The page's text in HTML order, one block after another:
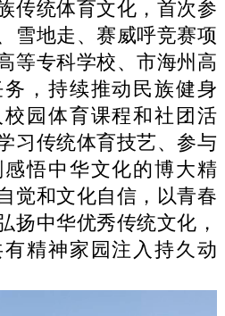
传统体育文化，首次参
雪地走、赛威呼竞赛项
等专科学校、市海州高
，持续推动民族健身
园体育课程和社团活
习传统体育技艺、参与
悟中华文化的博大精
觉和文化自信，以青春
扬中华优秀传统文化，
精神家园注入持久动